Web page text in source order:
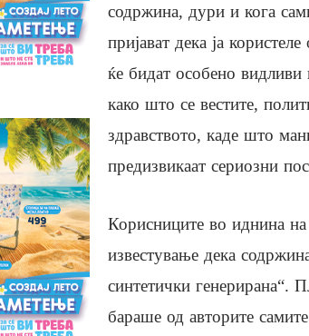
содржина, дури и кога
пријават дека ја
ќе бидат особено видливи
како што се вестите,
здравството, каде што
предизвикаат сериозни
Корисниците во иднина на
известување дека
синтетички генерирана“.
бараше од авторите